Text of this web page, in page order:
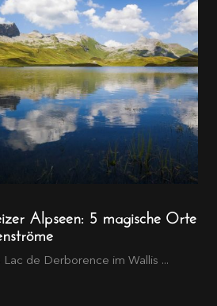
Alpseen: 5 magische Orte
de Derborence im Wallis ...